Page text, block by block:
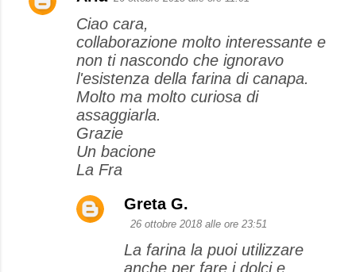
Ciao cara,
collaborazione molto interessante e
non ti nascondo che ignoravo
l'esistenza della farina di canapa.
Molto ma molto curiosa di
assaggiarla.
Grazie
Un bacione
La Fra
Greta G.
26 ottobre 2018 alle ore 23:51
La farina la puoi utilizzare
anche per fare i dolci e